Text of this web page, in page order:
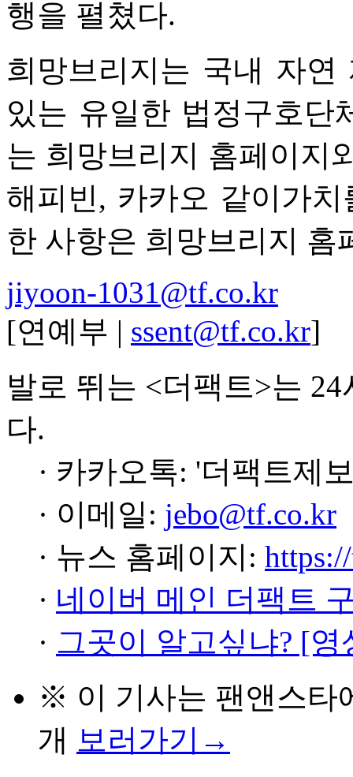
행을 펼쳤다.
희망브리지는 국내 자
있는 유일한 법정구호단
는 희망브리지 홈페이지
해피빈, 카카오 같이가
한 사항은 희망브리지 홈
jiyoon-1031@tf.co.kr
[연예부 | ssent@tf.co.kr]
발로 뛰는 <더팩트>는
다.
· 카카오톡: '더팩트제
· 이메일: jebo@tf.co.kr
· 뉴스 홈페이지:
· 네이버 메인 더팩트
· 그곳이 알고싶냐? [
※ 이 기사는 팬앤스타
개 보러가기→